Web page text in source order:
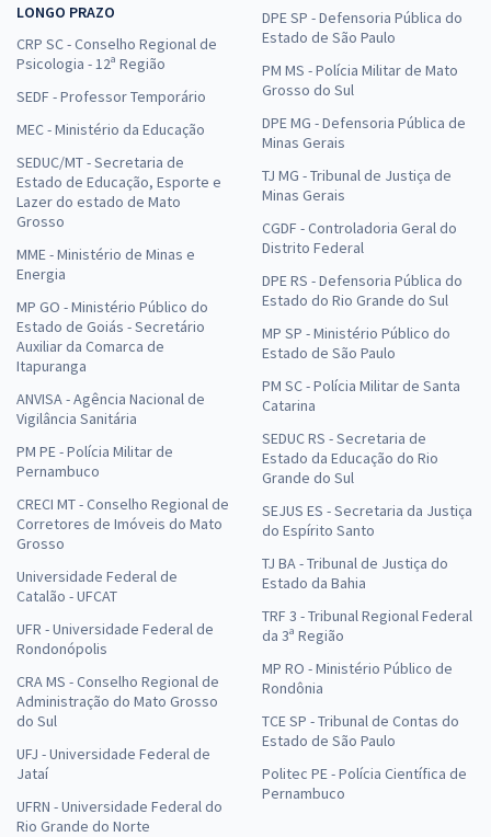
LONGO PRAZO
CRP SC - Conselho Regional de
Psicologia - 12ª Região
SEDF - Professor Temporário
MEC - Ministério da Educação
SEDUC/MT - Secretaria de
Estado de Educação, Esporte e
Lazer do estado de Mato
Grosso
MME - Ministério de Minas e
Energia
MP GO - Ministério Público do
Estado de Goiás - Secretário
Auxiliar da Comarca de
Itapuranga
ANVISA - Agência Nacional de
Vigilância Sanitária
PM PE - Polícia Militar de
Pernambuco
CRECI MT - Conselho Regional de
Corretores de Imóveis do Mato
Grosso
Universidade Federal de
Catalão - UFCAT
UFR - Universidade Federal de
Rondonópolis
CRA MS - Conselho Regional de
Administração do Mato Grosso
do Sul
UFJ - Universidade Federal de
Jataí
UFRN - Universidade Federal do
Rio Grande do Norte
DPE SP - Defensoria Pública do
Estado de São Paulo
PM MS - Polícia Militar de Mato
Grosso do Sul
DPE MG - Defensoria Pública de
Minas Gerais
TJ MG - Tribunal de Justiça de
Minas Gerais
CGDF - Controladoria Geral do
Distrito Federal
DPE RS - Defensoria Pública do
Estado do Rio Grande do Sul
MP SP - Ministério Público do
Estado de São Paulo
PM SC - Polícia Militar de Santa
Catarina
SEDUC RS - Secretaria de
Estado da Educação do Rio
Grande do Sul
SEJUS ES - Secretaria da Justiça
do Espírito Santo
TJ BA - Tribunal de Justiça do
Estado da Bahia
TRF 3 - Tribunal Regional Federal
da 3ª Região
MP RO - Ministério Público de
Rondônia
TCE SP - Tribunal de Contas do
Estado de São Paulo
Politec PE - Polícia Científica de
Pernambuco